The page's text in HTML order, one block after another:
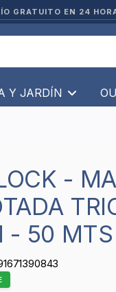
GRATUITO EN 24
Y JARDÍN
- 50 MTS